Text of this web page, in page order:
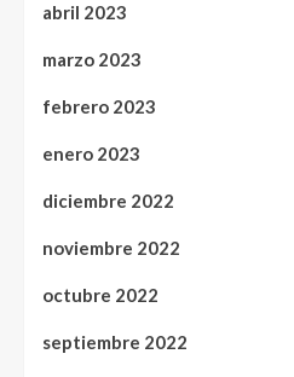
abril 2023
marzo 2023
febrero 2023
enero 2023
diciembre 2022
noviembre 2022
octubre 2022
septiembre 2022